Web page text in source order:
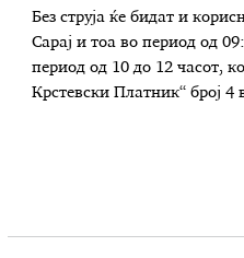
Без струја ќе бидат и
Сарај и тоа во период од
период од 10 до 12 часот,
Крстевски Платник“ број 4